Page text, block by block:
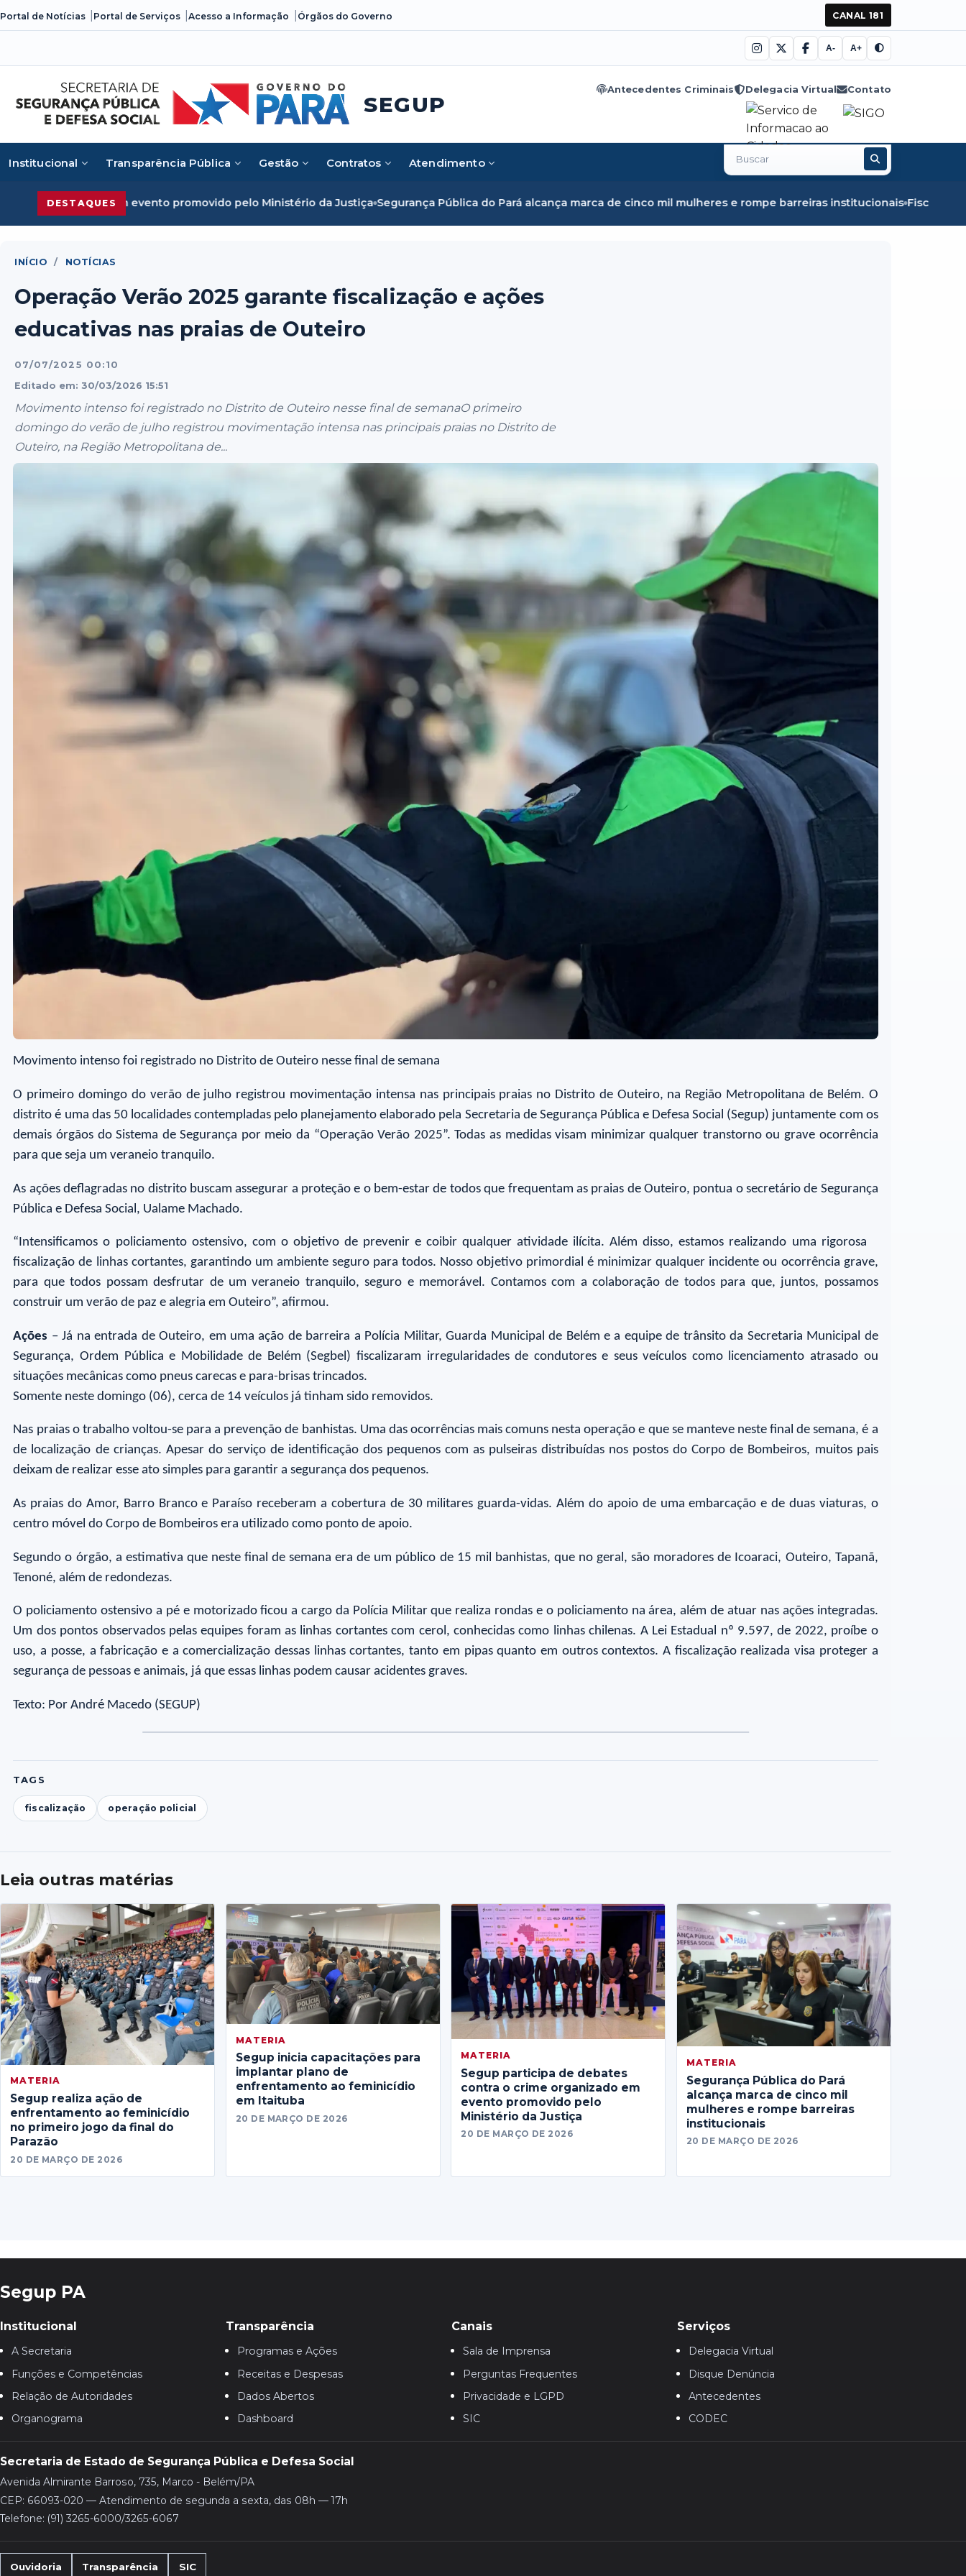
Portal de Notícias Portal de Serviços Acesso a Informação Órgãos do Governo CANAL 181
A- A+
SEGUP
Antecedentes Criminais Delegacia Virtual Contato
Institucional Transparência Pública Gestão Contratos Atendimento
Buscar
no
DESTAQUES
evento promovido pelo Ministério da Justiça Segurança Pública do Pará alcança marca de cinco mil mulheres e rompe barreiras institucionais Fiscalização em Óbidos
INÍCIO / NOTÍCIAS
Operação Verão 2025 garante fiscalização e ações
educativas nas praias de Outeiro
07/07/2025 00:10
Editado em: 30/03/2026 15:51
Movimento intenso foi registrado no Distrito de Outeiro nesse final de semanaO primeiro
domingo do verão de julho registrou movimentação intensa nas principais praias no Distrito de
Outeiro, na Região Metropolitana de...
Movimento intenso foi registrado no Distrito de Outeiro nesse final de semana
O primeiro domingo do verão de julho registrou movimentação intensa nas principais praias no Distrito de Outeiro, na Região Metropolitana de Belém. O
distrito é uma das 50 localidades contempladas pelo planejamento elaborado pela Secretaria de Segurança Pública e Defesa Social (Segup) juntamente com os
demais órgãos do Sistema de Segurança por meio da “Operação Verão 2025”. Todas as medidas visam minimizar qualquer transtorno ou grave ocorrência
para que seja um veraneio tranquilo.
As ações deflagradas no distrito buscam assegurar a proteção e o bem-estar de todos que frequentam as praias de Outeiro, pontua o secretário de Segurança
Pública e Defesa Social, Ualame Machado.
“Intensificamos o policiamento ostensivo, com o objetivo de prevenir e coibir qualquer atividade ilícita. Além disso, estamos realizando uma rigorosa
fiscalização de linhas cortantes, garantindo um ambiente seguro para todos. Nosso objetivo primordial é minimizar qualquer incidente ou ocorrência grave,
para que todos possam desfrutar de um veraneio tranquilo, seguro e memorável. Contamos com a colaboração de todos para que, juntos, possamos
construir um verão de paz e alegria em Outeiro”, afirmou.
Ações – Já na entrada de Outeiro, em uma ação de barreira a Polícia Militar, Guarda Municipal de Belém e a equipe de trânsito da Secretaria Municipal de
Segurança, Ordem Pública e Mobilidade de Belém (Segbel) fiscalizaram irregularidades de condutores e seus veículos como licenciamento atrasado ou
situações mecânicas como pneus carecas e para-brisas trincados.
Somente neste domingo (06), cerca de 14 veículos já tinham sido removidos.
Nas praias o trabalho voltou-se para a prevenção de banhistas. Uma das ocorrências mais comuns nesta operação e que se manteve neste final de semana, é a
de localização de crianças. Apesar do serviço de identificação dos pequenos com as pulseiras distribuídas nos postos do Corpo de Bombeiros, muitos pais
deixam de realizar esse ato simples para garantir a segurança dos pequenos.
As praias do Amor, Barro Branco e Paraíso receberam a cobertura de 30 militares guarda-vidas. Além do apoio de uma embarcação e de duas viaturas, o
centro móvel do Corpo de Bombeiros era utilizado como ponto de apoio.
Segundo o órgão, a estimativa que neste final de semana era de um público de 15 mil banhistas, que no geral, são moradores de Icoaraci, Outeiro, Tapanã,
Tenoné, além de redondezas.
O policiamento ostensivo a pé e motorizado ficou a cargo da Polícia Militar que realiza rondas e o policiamento na área, além de atuar nas ações integradas.
Um dos pontos observados pelas equipes foram as linhas cortantes com cerol, conhecidas como linhas chilenas. A Lei Estadual nº 9.597, de 2022, proíbe o
uso, a posse, a fabricação e a comercialização dessas linhas cortantes, tanto em pipas quanto em outros contextos. A fiscalização realizada visa proteger a
segurança de pessoas e animais, já que essas linhas podem causar acidentes graves.
Texto: Por André Macedo (SEGUP)
FotoFoto
Foto
Foto
Foto
Foto
TAGS
fiscalização operação policial
Leia outras matérias
MATERIA
Segup realiza ação de
enfrentamento ao feminicídio
no primeiro jogo da final do
Parazão
20 DE MARÇO DE 2026
MATERIA
Segup inicia capacitações para
implantar plano de
enfrentamento ao feminicídio
em Itaituba
20 DE MARÇO DE 2026
MATERIA
Segup participa de debates
contra o crime organizado em
evento promovido pelo
Ministério da Justiça
20 DE MARÇO DE 2026
MATERIA
Segurança Pública do Pará
alcança marca de cinco mil
mulheres e rompe barreiras
institucionais
20 DE MARÇO DE 2026
Segup PA
Institucional
A Secretaria
Funções e Competências
Relação de Autoridades
Organograma
Transparência
Programas e Ações
Receitas e Despesas
Dados Abertos
Dashboard
Canais
Sala de Imprensa
Perguntas Frequentes
Privacidade e LGPD
SIC
Serviços
Delegacia Virtual
Disque Denúncia
Antecedentes
CODEC
Secretaria de Estado de Segurança Pública e Defesa Social
Avenida Almirante Barroso, 735, Marco - Belém/PA
CEP: 66093-020 — Atendimento de segunda a sexta, das 08h — 17h
Telefone: (91) 3265-6000/3265-6067
Ouvidoria Transparência SIC